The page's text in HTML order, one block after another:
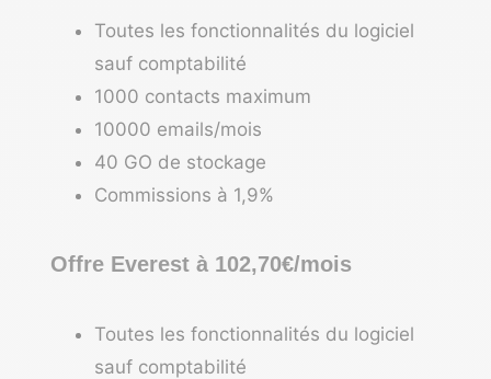
Toutes les fonctionnalités du logiciel
sauf comptabilité
1000 contacts maximum
10000 emails/mois
40 GO de stockage
Commissions à 1,9%
Offre Everest à 102,70€/mois
Toutes les fonctionnalités du logiciel
sauf comptabilité